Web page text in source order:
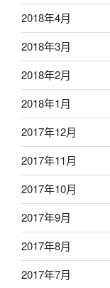
2018年4月
2018年3月
2018年2月
2018年1月
2017年12月
2017年11月
2017年10月
2017年9月
2017年8月
2017年7月